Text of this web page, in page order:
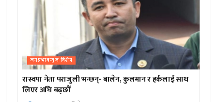
जनप्रभाबन्युज विशेष
रास्वपा नेता पराजुली भन्छन्- बालेन, कुलमान र हर्कलाई साथ
लिएर अघि बढ्छौँ